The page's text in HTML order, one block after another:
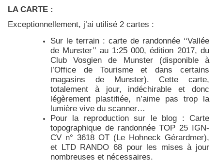
LA CARTE :
Exceptionnellement, j’ai utilisé 2 cartes :
Sur le terrain : carte de randonnée ‘‘Vallée
de Munster’’ au 1:25 000, édition 2017, du
Club Vosgien de Munster (disponible à
l’Office de Tourisme et dans certains
magasins de Munster). Cette carte,
totalement à jour, indéchirable et donc
légèrement plastifiée, n’aime pas trop la
lumière vive du scanner…
Pour la reproduction sur le blog : Carte
topographique de randonnée TOP 25 IGN-
CV n° 3618 OT (Le Hohneck Gérardmer),
et LTD RANDO 68 pour les mises à jour
nombreuses et nécessaires.